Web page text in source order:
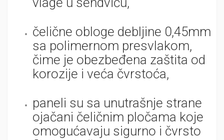
čelične obloge debljine 0,45mm
sa polimernom presvlakom,
čime je obezbeđena zaštita od
korozije i veća čvrstoća,
paneli su sa unutrašnje strane
ojačani čeličnim pločama koje
omogućavaju sigurno i čvrsto